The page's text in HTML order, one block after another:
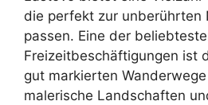
die perfekt zur unberührten
passen. Eine der
Freizeitbeschäftigungen ist
gut markierten
malerische Landschaften